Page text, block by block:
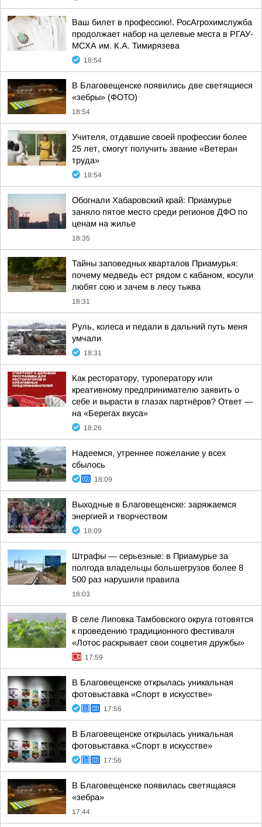
Ваш билет в профессию!. РосАгрохимслужба
продолжает набор на целевые места в РГАУ-
МСХА им. К.А. Тимирязева
18:54
В Благовещенске появились две светящиеся
«зебры» (ФОТО)
18:54
Учителя, отдавшие своей профессии более
25 лет, смогут получить звание «Ветеран
труда»
18:54
Обогнали Хабаровский край: Приамурье
заняло пятое место среди регионов ДФО по
ценам на жилье
18:35
Тайны заповедных кварталов Приамурья:
почему медведь ест рядом с кабаном, косули
любят сою и зачем в лесу тыква
18:31
Руль, колеса и педали в дальний путь меня
умчали
18:31
Как ресторатору, туроператору или
креативному предпринимателю заявить о
себе и вырасти в глазах партнёров? Ответ —
на «Берегах вкуса»
18:26
Надеемся, утреннее пожелание у всех
сбылось
18:09
Выходные в Благовещенске: заряжаемся
энергией и творчеством
18:09
Штрафы — серьезные: в Приамурье за
полгода владельцы большегрузов более 8
500 раз нарушили правила
18:03
В селе Липовка Тамбовского округа готовятся
к проведению традиционного фестиваля
«Лотос раскрывает свои соцветия дружбы»
17:59
В Благовещенске открылась уникальная
фотовыставка «Спорт в искусстве»
17:56
В Благовещенске открылась уникальная
фотовыставка «Спорт в искусстве»
17:56
В Благовещенске появилась светящаяся
«зебра»
17:44